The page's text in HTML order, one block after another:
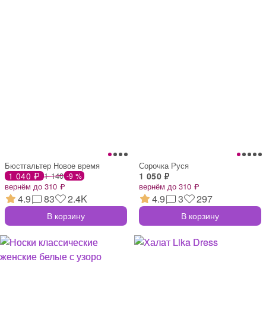
Бюстгальтер Новое время
1 040 ₽ 1 140 -9 %
вернём до 310 ₽
4.9 83 2.4K
В корзину
Сорочка Руся
1 050 ₽
вернём до 310 ₽
4.9 3 297
В корзину